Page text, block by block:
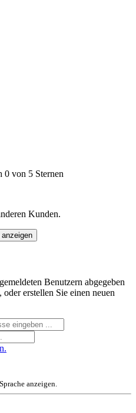
0 von 5 Sternen
Kunden.
anzeigen
Benutzern abgegeben
erstellen Sie einen neuen
anzeigen.